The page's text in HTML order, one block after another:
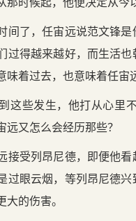
间了，任宙远说范文锋
过得越来越好，而生活
味着过去，也意味着任宙
这些发生，他打从心里
又怎么会经历那些？
接受列昂尼德，即便他
过眼云烟，等列昂尼德
的伤害。